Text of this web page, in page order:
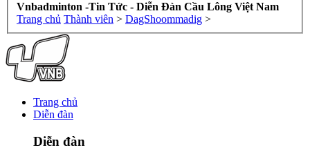
Vnbadminton -Tin Tức - Diễn Đàn Cầu Lông Việt Nam
Trang chủ Thành viên > DagShoommadig >
Trang chủ
Diễn đàn
Diễn đàn